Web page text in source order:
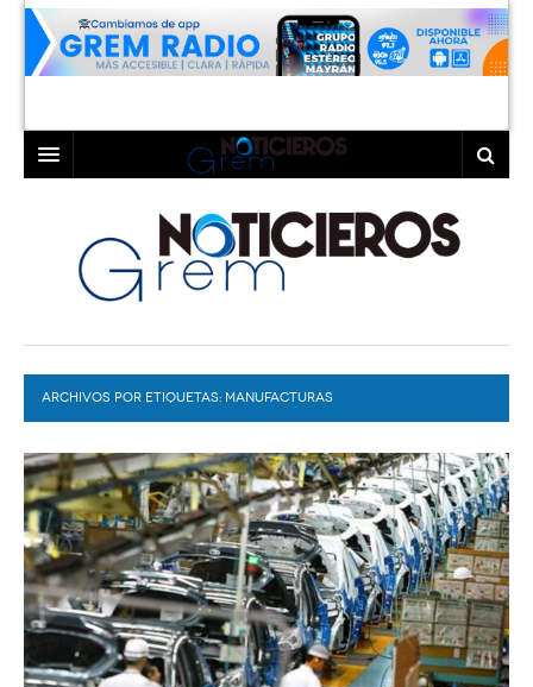
LAGUNA
TORREÓN
GÓMEZ PALACIO
LERDO
COAHUILA
DURANGO
DEPORTES
EXA
EL EXACTO
EXA INFORMA
GLOBO
CONTEXTOS
TRAYECTO LAGUNA
DIÁLOGOS CON LA HISTORIA
TWEETS AND BEATS
COLABORADORES
PC29
ACTUALIDADES GREM
ARCHIVOS POR ETIQUETAS: MANUFACTURAS